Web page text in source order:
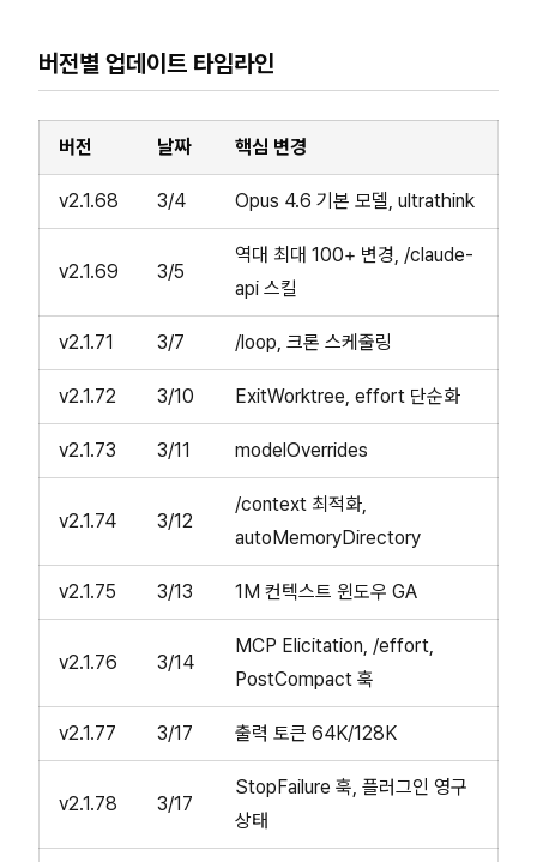
버전별 업데이트 타임라인
버전 날짜 핵심 변경
v2.1.68 3/4 Opus 4.6 기본 모델, ultrathink
v2.1.69 3/5
역대 최대 100+ 변경, /claude-
api 스킬
v2.1.71 3/7 /loop, 크론 스케줄링
v2.1.72 3/10 ExitWorktree, effort 단순화
v2.1.73 3/11 modelOverrides
v2.1.74 3/12
/context 최적화,
autoMemoryDirectory
v2.1.75 3/13 1M 컨텍스트 윈도우 GA
v2.1.76 3/14
MCP Elicitation, /effort,
PostCompact 훅
v2.1.77 3/17 출력 토큰 64K/128K
v2.1.78 3/17
StopFailure 훅, 플러그인 영구
상태